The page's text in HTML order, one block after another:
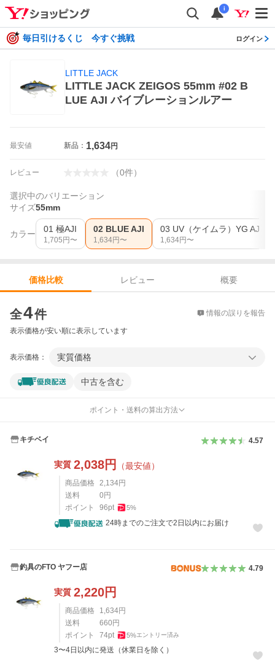
i
毎日引けるくじ 今すぐ挑戦 ログイン
LITTLE JACK
LITTLE JACK ZEIGOS 55mm #02 B
LUE AJI バイブレーションルアー
最安値 新品： 1,634円
レビュー （0件）
選択中のバリエーション
サイズ55mm
カラー 01 極AJI
1,705 円〜
02 BLUE AJI
1,634円〜
03 UV（ケイムラ）YG AJI
1,634円〜
価格比較 レビュー
概要
全4件 情報の誤りを報告
表示価格が安い順に表示しています
表示価格： 実質価格
中古を含む
ポイント・送料の算出方法
キチベイ 4.57
実質 2,038円 （最安値）
商品価格 2,134円
送料
0 円
ポイント
96pt 5%
24時までのご注文で2日以内にお届け
釣具のFTO ヤフー店 4.79
実質 2,220円
商品価格 1,634円
送料
660 円
ポイント
74pt 5%エントリー済み
3〜4日以内に発送（休業日を除く）